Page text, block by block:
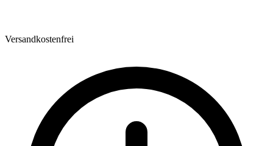
Versandkostenfrei